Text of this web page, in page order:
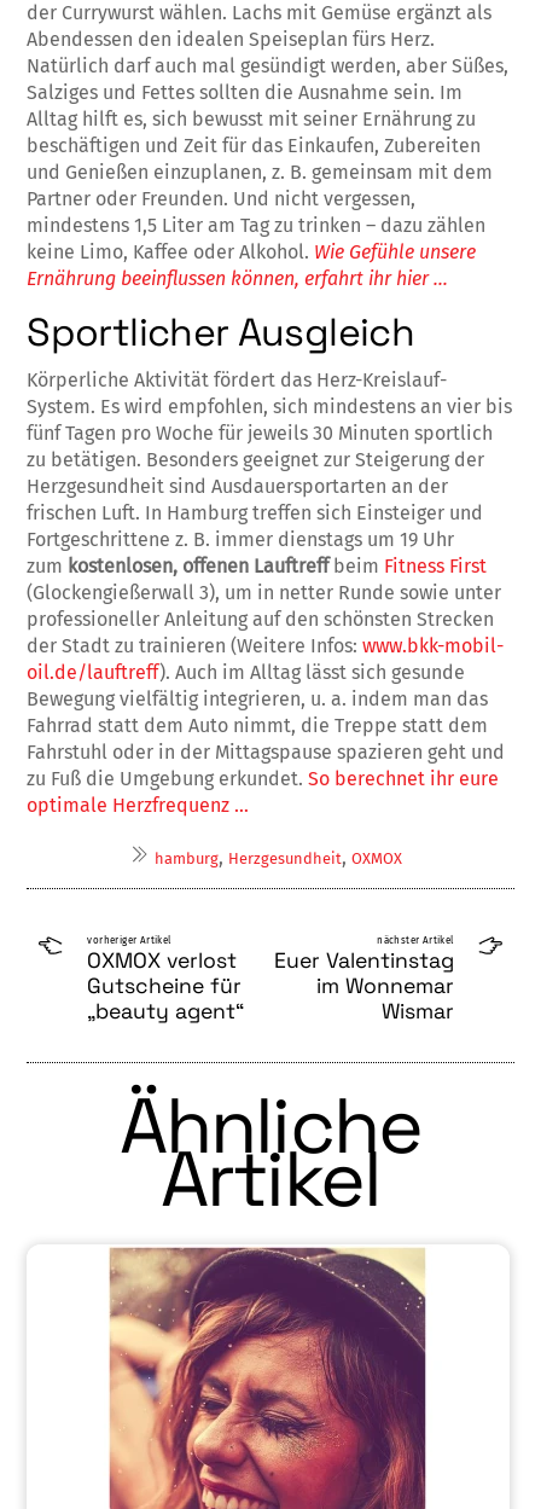
der Currywurst wählen. Lachs mit Gemüse ergänzt als
Abendessen den idealen Speiseplan fürs Herz.
Natürlich darf auch mal gesündigt werden, aber Süßes,
Salziges und Fettes sollten die Ausnahme sein. Im
Alltag hilft es, sich bewusst mit seiner Ernährung zu
beschäftigen und Zeit für das Einkaufen, Zubereiten
und Genießen einzuplanen, z. B. gemeinsam mit dem
Partner oder Freunden. Und nicht vergessen,
mindestens 1,5 Liter am Tag zu trinken – dazu zählen
keine Limo, Kaffee oder Alkohol. Wie Gefühle unsere
Ernährung beeinflussen können, erfahrt ihr hier …
Sportlicher Ausgleich
Körperliche Aktivität fördert das Herz-Kreislauf-
System. Es wird empfohlen, sich mindestens an vier bis
fünf Tagen pro Woche für jeweils 30 Minuten sportlich
zu betätigen. Besonders geeignet zur Steigerung der
Herzgesundheit sind Ausdauersportarten an der
frischen Luft. In Hamburg treffen sich Einsteiger und
Fortgeschrittene z. B. immer dienstags um 19 Uhr
zum kostenlosen, offenen Lauftreffbeim Fitness First
(Glockengießerwall 3), um in netter Runde sowie unter
professioneller Anleitung auf den schönsten Strecken
der Stadt zu trainieren (Weitere Infos:www.bkk-mobil-
oil.de/lauftreff). Auch im Alltag lässt sich gesunde
Bewegung vielfältig integrieren, u. a. indem man das
Fahrrad statt dem Auto nimmt, die Treppe statt dem
Fahrstuhl oder in der Mittagspause spazieren geht und
zu Fuß die Umgebung erkundet.So berechnet ihr eure
optimale Herzfrequenz …
hamburg, Herzgesundheit,OXMOX
vorheriger Artikel
OXMOX verlost
Gutscheine für
„beauty agent“
nächster Artikel
Euer Valentinstag
im Wonnemar
Wismar
Ähnliche
Artikel